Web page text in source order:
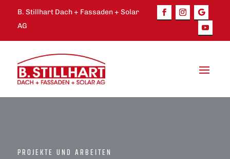
B. Stillhart Dach + Fassaden + Solar
AG
PROJEKTE UND ARBEITEN